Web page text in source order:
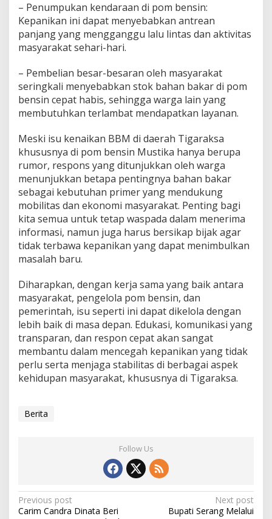
– Penumpukan kendaraan di pom bensin:
Kepanikan ini dapat menyebabkan antrean
panjang yang mengganggu lalu lintas dan aktivitas
masyarakat sehari-hari.
– Pembelian besar-besaran oleh masyarakat
seringkali menyebabkan stok bahan bakar di pom
bensin cepat habis, sehingga warga lain yang
membutuhkan terlambat mendapatkan layanan.
Meski isu kenaikan BBM di daerah Tigaraksa
khususnya di pom bensin Mustika hanya berupa
rumor, respons yang ditunjukkan oleh warga
menunjukkan betapa pentingnya bahan bakar
sebagai kebutuhan primer yang mendukung
mobilitas dan ekonomi masyarakat. Penting bagi
kita semua untuk tetap waspada dalam menerima
informasi, namun juga harus bersikap bijak agar
tidak terbawa kepanikan yang dapat menimbulkan
masalah baru.
Diharapkan, dengan kerja sama yang baik antara
masyarakat, pengelola pom bensin, dan
pemerintah, isu seperti ini dapat dikelola dengan
lebih baik di masa depan. Edukasi, komunikasi yang
transparan, dan respon cepat akan sangat
membantu dalam mencegah kepanikan yang tidak
perlu serta menjaga stabilitas di berbagai aspek
kehidupan masyarakat, khususnya di Tigaraksa.
Berita
Follow Us
Post
Previous post
Carim Candra Dinata Beri
Next post
Bupati Serang Melalui